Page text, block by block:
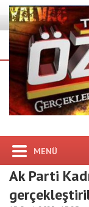
MENÜ
Ak Parti